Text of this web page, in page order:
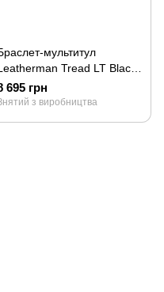
мультитул
Tread LT Black
832432
695 грн
з виробництва